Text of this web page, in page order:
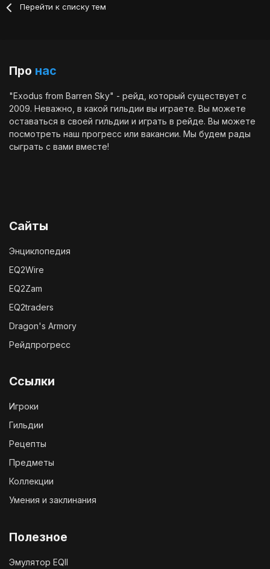
Перейти к списку тем
Про нас
"Exodus from Barren Sky" - рейд, который существует с
2009. Неважно, в какой гильдии вы играете. Вы можете
оставаться в своей гильдии и играть в рейде. Вы можете
посмотреть наш прогресс или вакансии. Мы будем рады
сыграть с вами вместе!
Сайты
Энциклопедия
EQ2Wire
EQ2Zam
EQ2traders
Dragon's Armory
Рейдпрогресс
Ссылки
Игроки
Гильдии
Рецепты
Предметы
Коллекции
Умения и заклинания
Полезное
Эмулятор EQII